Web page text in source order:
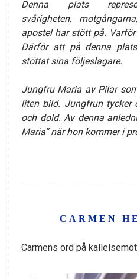
Denna plats
svårigheten,
apostel har stött på.
Därför att på denna
stöttat sina följeslagare.
Jungfru Maria av Pilar
liten bild. Jungfrun tycker
och dold. Av denna
Maria” när hon kommer i
CARMEN
Carmens ord på